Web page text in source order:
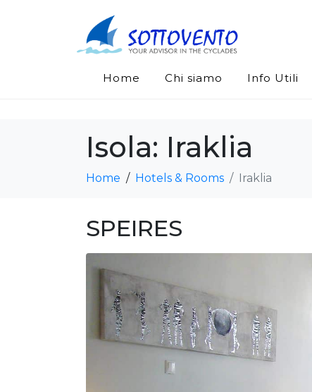
Home Chi siamo Info Utili
Isola: Iraklia
Home Hotels & Rooms Iraklia
SPEIRES